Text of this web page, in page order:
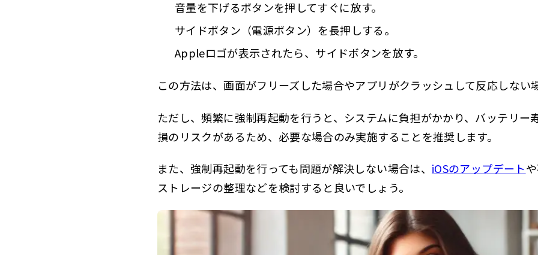
音量を下げるボタンを押してすぐに放す。
サイドボタン（電源ボタン）を長押しする。
Appleロゴが表示されたら、サイドボタンを放す。
この方法は、画面がフリーズした場合やアプリがクラッシュして反応しない
ただし、頻繁に強制再起動を行うと、システムに負担がかかり、バッテリー
損のリスクがあるため、必要な場合のみ実施することを推奨します。
また、強制再起動を行っても問題が解決しない場合は、 iOSのアップデート
ストレージの整理などを検討すると良いでしょう。